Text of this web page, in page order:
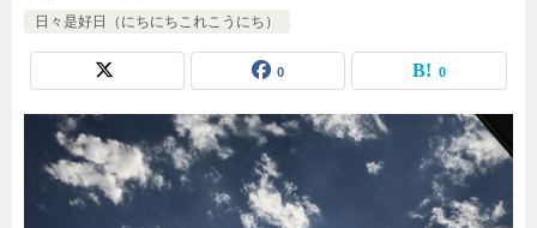
日々是好日（にちにちこれこうにち）
0 0